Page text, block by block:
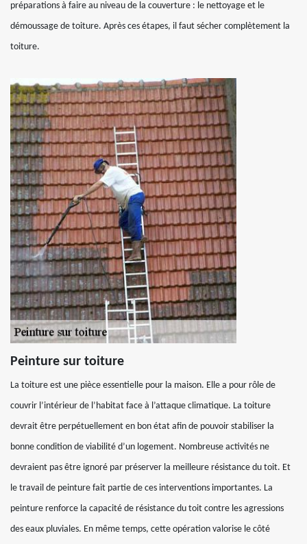
préparations à faire au niveau de la couverture : le nettoyage et le
démoussage de toiture. Après ces étapes, il faut sécher complètement la
toiture.
Peinture sur toiture
La toiture est une pièce essentielle pour la maison. Elle a pour rôle de
couvrir l’intérieur de l’habitat face à l’attaque climatique. La toiture
devrait être perpétuellement en bon état afin de pouvoir stabiliser la
bonne condition de viabilité d’un logement. Nombreuse activités ne
devraient pas être ignoré par préserver la meilleure résistance du toit. Et
le travail de peinture fait partie de ces interventions importantes. La
peinture renforce la capacité de résistance du toit contre les agressions
des eaux pluviales. En même temps, cette opération valorise le côté